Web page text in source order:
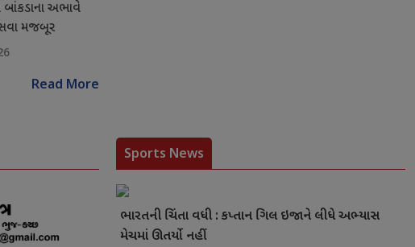
અભાવે
મજબૂર
Read More
Sports News
ભારતની ચિંતા વધી : કપ્તાન ગિલ ઇજાને લીધે અભ્યાસ
મેચમાં ઊતર્યો નહીં